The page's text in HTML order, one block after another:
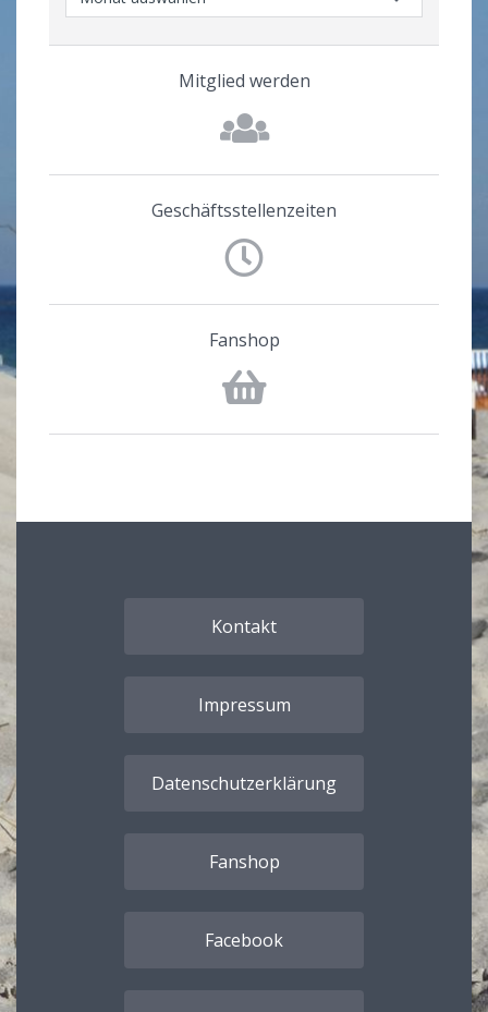
Mitglied werden
Geschäftsstellenzeiten
Fanshop
Kontakt
Impressum
Datenschutzerklärung
Fanshop
Facebook